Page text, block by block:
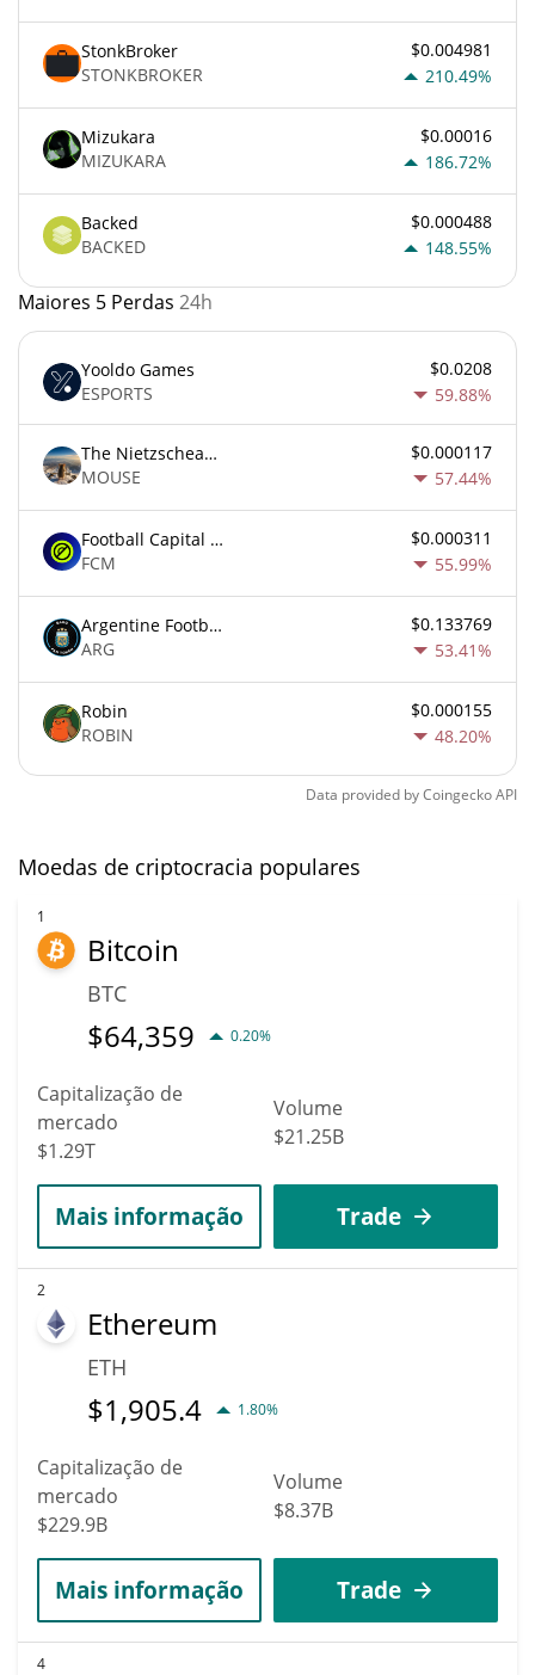
StonkBroker
STONKBROKER
$0.004981
210.49%
Mizukara
MIZUKARA
$0.00016
186.72%
Backed
BACKED
$0.000488
148.55%
Maiores 5 Perdas 24h
Yooldo Games
ESPORTS
$0.0208
59.88%
The Nietzschean Mouse
MOUSE
$0.000117
57.44%
Football Capital Markets
FCM
$0.000311
55.99%
Argentine Football Association Fan Token
ARG
$0.133769
53.41%
Robin
ROBIN
$0.000155
48.20%
Data provided byCoingeckoAPI
Moedas de criptocracia populares
1
Bitcoin
BTC
$64,359 0.20%
Capitalização de
mercado
$1.29T
Volume
$21.25B
Mais informação Trade
2
Ethereum
ETH
$1,905.4 1.80%
Capitalização de
mercado
$229.9B
Volume
$8.37B
Mais informação Trade
4